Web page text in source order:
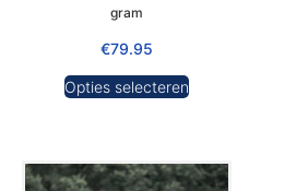
gram
€79.95
Opties selecteren